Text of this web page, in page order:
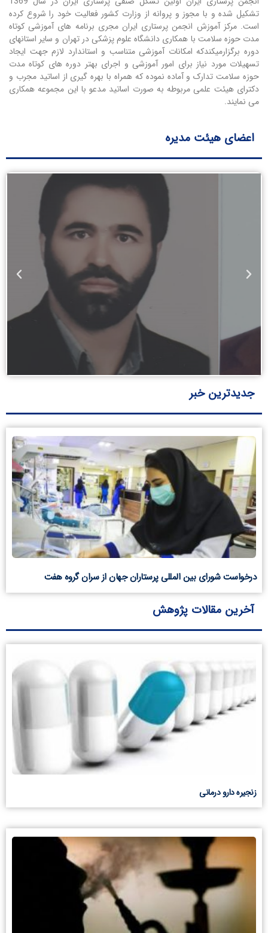
تشکیل شده و با مجوز و پروانه از وزارت کشور فعالیت خود را شروع کرده
است. مرکز آموزش انجمن پرستاری ایران مجری برنامه های آموزشی کوتاه
مدت حوزه سلامت با همکاری دانشگاه علوم پزشکی در تهران و سایر استانهای
دوره برگزارمیکندکه امکانات آموزشی متناسب و استاندارد لازم جهت ایجاد
تسهیلات مورد نیاز برای امور آموزشی و اجرای بهتر دوره های کوتاه مدت
حوزه سلامت تدارک و آماده نموده که همراه با بهره گیری از اساتید مجرب و
دکترای هیئت علمی مربوطه به صورت اساتید مدعو با این مجموعه همکاری
می نمایند.
اعضای هیئت مدیره
آقای دکتر اصغر فتائی
رئیس انجمن پرستاری ایران
جدیدترین خبر
درخواست شورای بین المللی پرستاران جهان از سران گروه هفت
آخرین مقالات پژوهش
زنجیره دارو درمانی